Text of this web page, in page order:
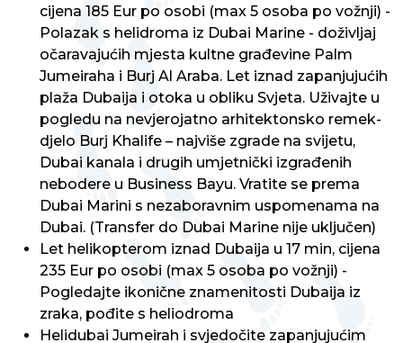
cijena 185 Eur po osobi (max 5 osoba po vožnji) -
Polazak s helidroma iz Dubai Marine - doživljaj
očaravajućih mjesta kultne građevine Palm
Jumeiraha i Burj Al Araba. Let iznad zapanjujućih
plaža Dubaija i otoka u obliku Svjeta. Uživajte u
pogledu na nevjerojatno arhitektonsko remek-
djelo Burj Khalife – najviše zgrade na svijetu,
Dubai kanala i drugih umjetnički izgrađenih
nebodere u Business Bayu. Vratite se prema
Dubai Marini s nezaboravnim uspomenama na
Dubai. (Transfer do Dubai Marine nije uključen)
Let helikopterom iznad Dubaija u 17 min, cijena
235 Eur po osobi (max 5 osoba po vožnji) -
Pogledajte ikonične znamenitosti Dubaija iz
zraka, pođite s heliodroma
Helidubai Jumeirah i svjedočite zapanjujućim